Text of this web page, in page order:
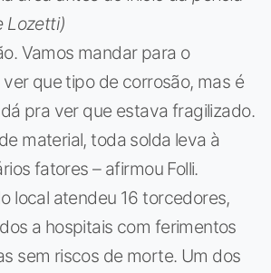
Lozetti)
Vamos mandar para o
que tipo de corrosão, mas é
pra ver que estava fragilizado.
material, toda solda leva à
fatores – afirmou Folli.
local atendeu 16 torcedores,
a hospitais com ferimentos
sem riscos de morte. Um dos